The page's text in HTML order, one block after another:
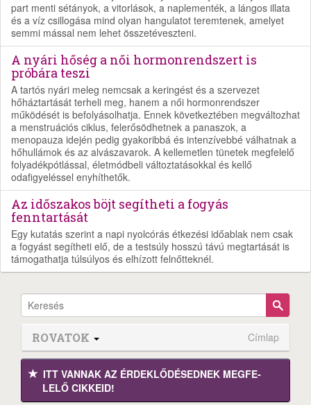
part menti sétányok, a vitorlások, a naplementék, a lángos illata
és a víz csillogása mind olyan hangulatot teremtenek, amelyet
semmi mással nem lehet összetéveszteni.
A nyári hőség a női hormonrendszert is
próbára teszi
A tartós nyári meleg nemcsak a keringést és a szervezet
hőháztartását terheli meg, hanem a női hormonrendszer
működését is befolyásolhatja. Ennek következtében megváltozhat
a menstruációs ciklus, felerősödhetnek a panaszok, a
menopauza idején pedig gyakoribbá és intenzívebbé válhatnak a
hőhullámok és az alvászavarok. A kellemetlen tünetek megfelelő
folyadékpótlással, életmódbeli változtatásokkal és kellő
odafigyeléssel enyhíthetők.
Az időszakos böjt segítheti a fogyás
fenntartását
Egy kutatás szerint a napi nyolcórás étkezési időablak nem csak
a fogyást segítheti elő, de a testsúly hosszú távú megtartását is
támogathatja túlsúlyos és elhízott felnőtteknél.
ROVATOK Címlap
ITT VANNAK AZ ÉRDEK­LŐDÉ­SEDNEK MEGFE­
LELŐ CIKKEID!